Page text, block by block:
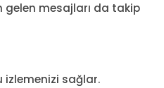
gelen mesajları da takip
izlemenizi sağlar.